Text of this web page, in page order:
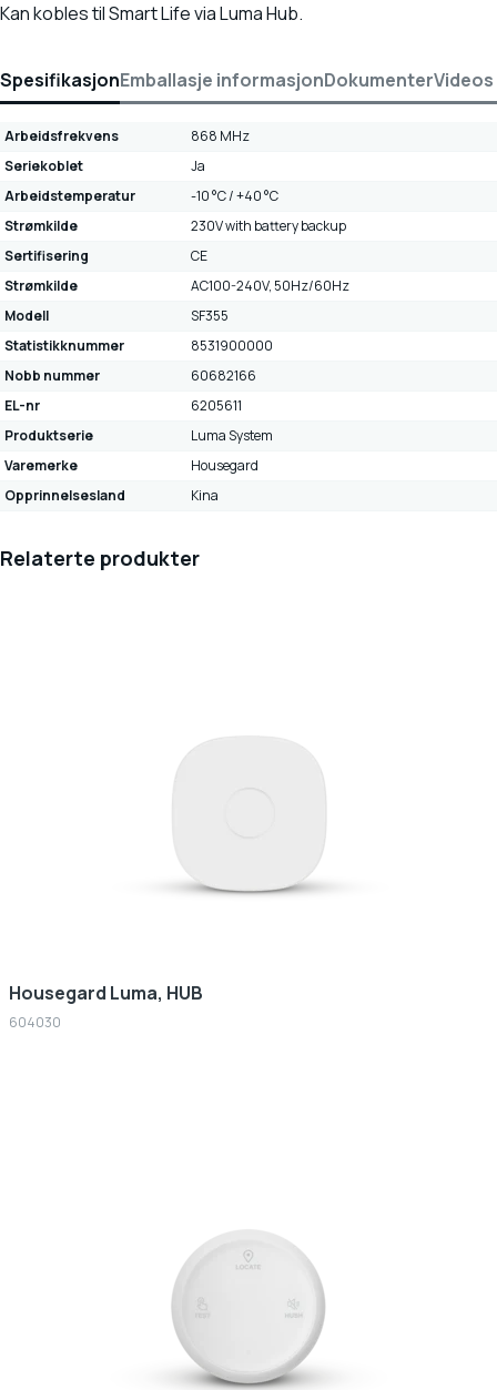
Kan kobles til Smart Life via Luma Hub.
SpesifikasjonEmballasje informasjonDokumenterVideos
Arbeidsfrekvens
868 MHz
Seriekoblet
Ja
Arbeidstemperatur
-10 °C / +40 °C
Strømkilde
230V with battery backup
Sertifisering
CE
Strømkilde
AC100-240V, 50Hz/60Hz
Modell
SF355
Statistikknummer
8531900000
Nobb nummer
60682166
EL-nr
6205611
Produktserie
Luma System
Varemerke
Housegard
Opprinnelsesland
Kina
Relaterte produkter
Housegard Luma, HUB
604030